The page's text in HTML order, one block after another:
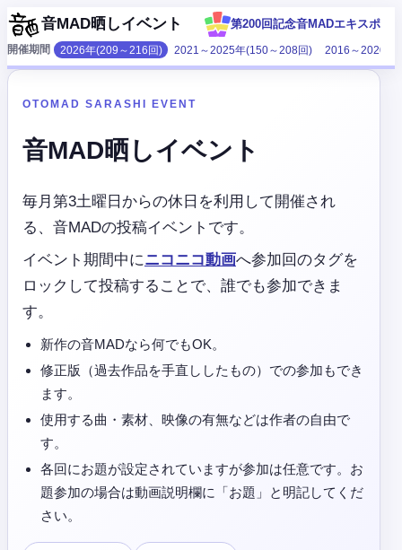
音MAD晒しイベント 第200回記念音MADエキスポ
開催期間 2026年(209～216回) 2021～2025年(150～208回) 2016～2020年
OTOMAD SARASHI EVENT
音MAD晒しイベント
毎月第3土曜日からの休日を利用して開催され
る、音MADの投稿イベントです。
イベント期間中にニコニコ動画へ参加回のタグを
ロックして投稿することで、誰でも参加できま
す。
新作の音MADなら何でもOK。
修正版（過去作品を手直ししたもの）での参加もでき
ます。
使用する曲・素材、映像の有無などは作者の自由で
す。
各回にお題が設定されていますが参加は任意です。お
題参加の場合は動画説明欄に「お題」と明記してくだ
さい。